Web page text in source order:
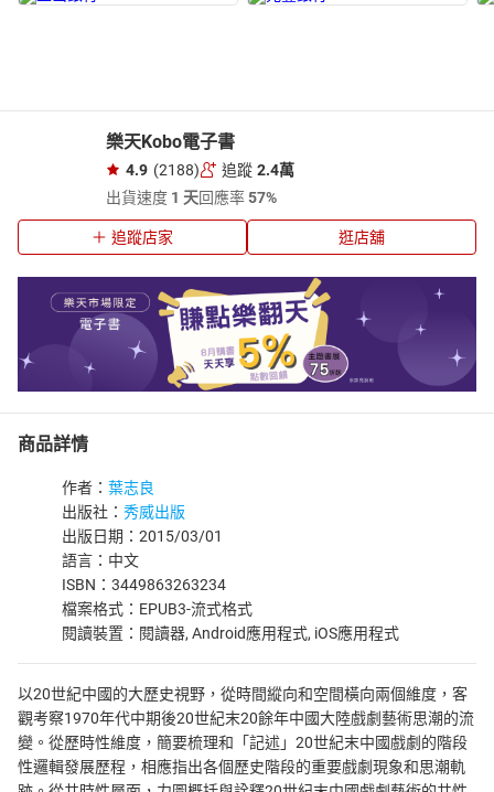
樂天Kobo電子書
4.9 (2188) 追蹤 2.4萬
出貨速度 1 天回應率57%
追蹤店家 逛店舖
商品詳情
作者： 葉志良
出版社： 秀威出版
出版日期：2015/03/01
語言：中文
ISBN：3449863263234
檔案格式：EPUB3-流式格式
閱讀裝置：閱讀器, Android應用程式, iOS應用程式
以20世紀中國的大歷史視野，從時間縱向和空間橫向兩個維度，客
觀考察1970年代中期後20世紀末20餘年中國大陸戲劇藝術思潮的流
變。從歷時性維度，簡要梳理和「記述」20世紀末中國戲劇的階段
性邏輯發展歷程，相應指出各個歷史階段的重要戲劇現象和思潮軌